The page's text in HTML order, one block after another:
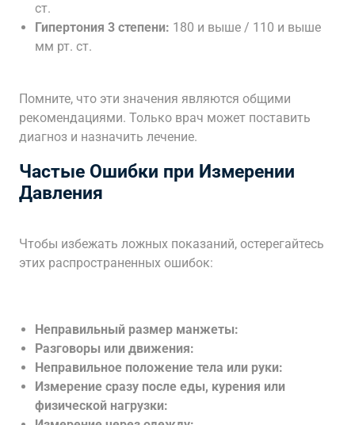
ст.
Гипертония 3 степени: 180 и выше / 110 и выше
мм рт. ст.
Помните, что эти значения являются общими
рекомендациями. Только врач может поставить
диагноз и назначить лечение.
Частые Ошибки при Измерении
Давления
Чтобы избежать ложных показаний, остерегайтесь
этих распространенных ошибок:
Неправильный размер манжеты:
Разговоры или движения:
Неправильное положение тела или руки:
Измерение сразу после еды, курения или
физической нагрузки: